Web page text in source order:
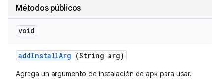
Métodos públicos
void
addInstallArg (String arg)
Agrega un argumento de instalación de apk para usar.